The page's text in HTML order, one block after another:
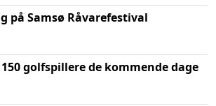
på Samsø Råvarefestival
golfspillere de kommende dage